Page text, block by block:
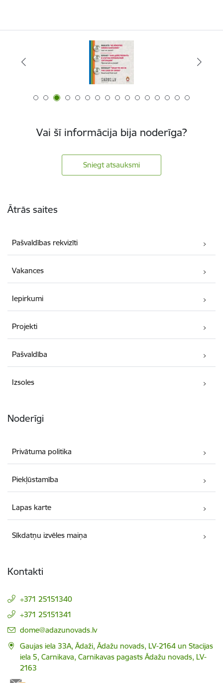
Vai šī informācija bija noderīga?
Sniegt atsauksmi
Ātrās saites
Pašvaldības rekvizīti
Vakances
Iepirkumi
Projekti
Pašvaldība
Izsoles
Noderīgi
Privātuma politika
Piekļūstamība
Lapas karte
Sīkdatņu izvēles maiņa
Kontakti
+371 25151340
+371 25151341
E-pasts:
dome@adazunovads.lv
Gaujas iela 33A, Ādaži, Ādažu novads, LV-2164 un Stacijas
iela 5, Carnikava, Carnikavas pagasts Ādažu novads, LV-
2163